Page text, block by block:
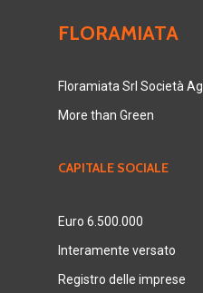
FLORAMIATA
Floramiata Srl Società
More than Green
CAPITALE SOCIALE
Euro 6.500.000
Interamente versato
Registro delle imprese